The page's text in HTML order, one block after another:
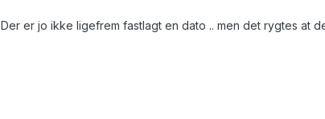
Der er jo ikke ligefrem fastlagt en dato .. men det rygtes at